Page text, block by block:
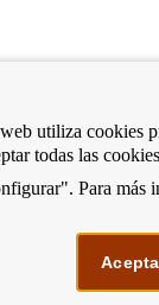
utiliza cookies
todas las
Para más